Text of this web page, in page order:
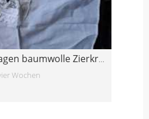
Vintage Häkelkragen baumwolle Zierkragen Blusenkra
Wochen